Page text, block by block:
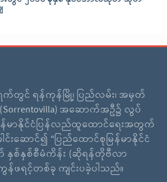
က်တွင် ရန်ကုန်မြို့၊ ပြည်လမ်း၊ အမှတ်
အဆောက်အဦ၌ လွပ်
ြန်မာနိုင်ငံပြန်လည်ထူထောင်ရေးအတွက်
းဆောင်၍ “ပြည်ထောင်စုမြန်မာနိုင်ငံ
နှစ်နှစ်စီမံကိန်း (ဆိုရန်တိုဗီလာ
န်ဖရင့်တစ်ခု ကျင်းပခဲ့ပါသည်။